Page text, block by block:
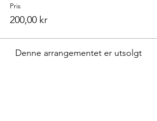
Pris
200,00 kr
Denne arrangementet er utsolgt